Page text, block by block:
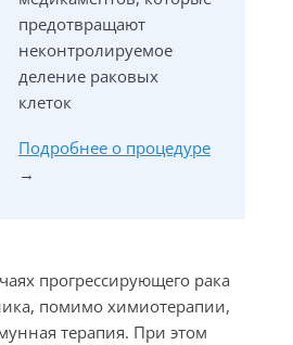
предотвращают
неконтролируемое
деление раковых
клеток
Подробнее о процедуре
→
прогрессирующего рака
помимо химиотерапии,
терапия. При этом